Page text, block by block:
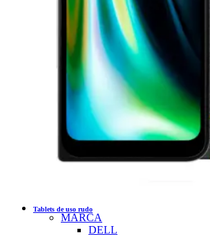
Tablets de uso rudo
MARCA
DELL